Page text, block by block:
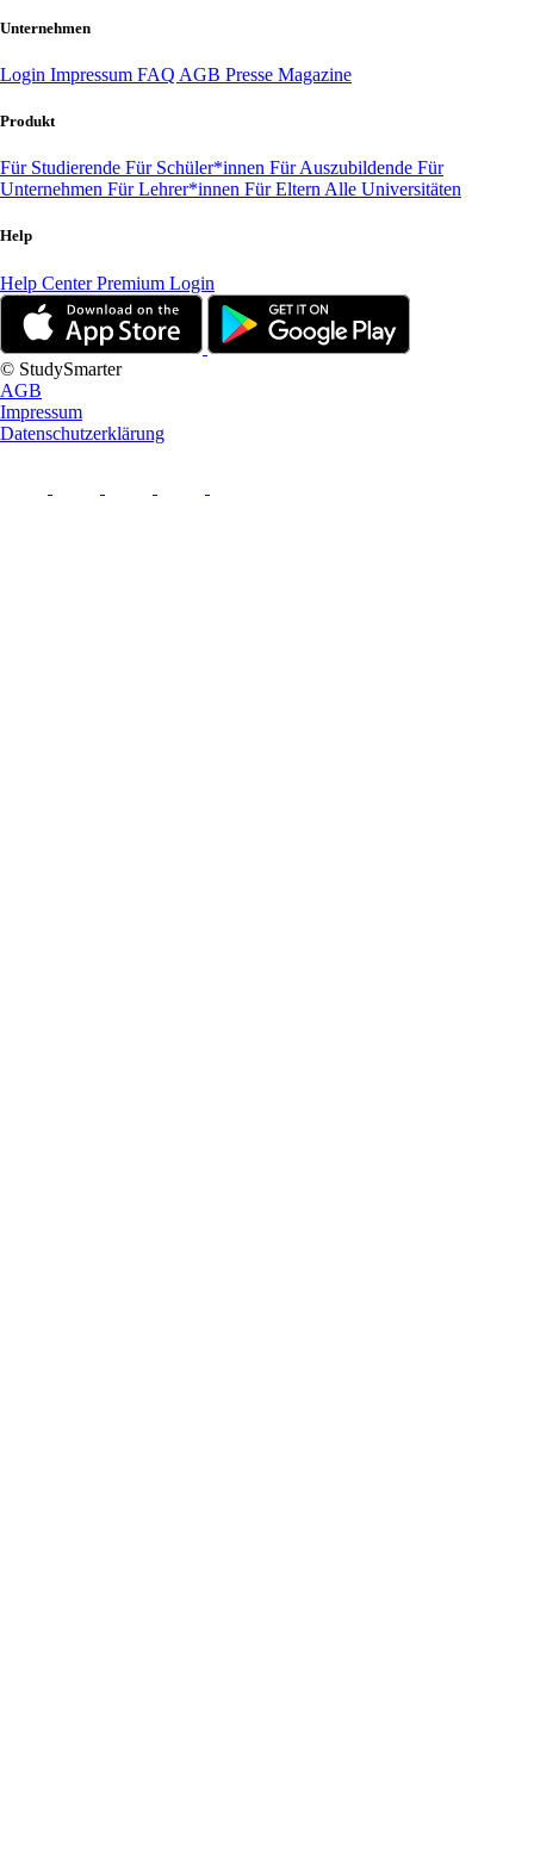
Unternehmen
Login Impressum FAQ AGB Presse Magazine
Produkt
Für Studierende Für Schüler*innen Für Auszubildende Für
Unternehmen Für Lehrer*innen Für Eltern Alle Universitäten
Help
Help CenterPremium Login
© StudySmarter
AGB
Impressum
Datenschutzerklärung